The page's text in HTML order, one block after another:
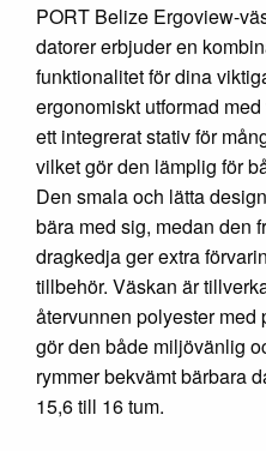
PORT Belize Ergoview-
datorer erbjuder en
funktionalitet för dina
ergonomiskt utformad
ett integrerat stativ för
vilket gör den lämplig för
Den smala och lätta
bära med sig, medan den
dragkedja ger extra
tillbehör. Väskan är
återvunnen polyester med
gör den både miljövänlig
rymmer bekvämt bärbara
15,6 till 16 tum.